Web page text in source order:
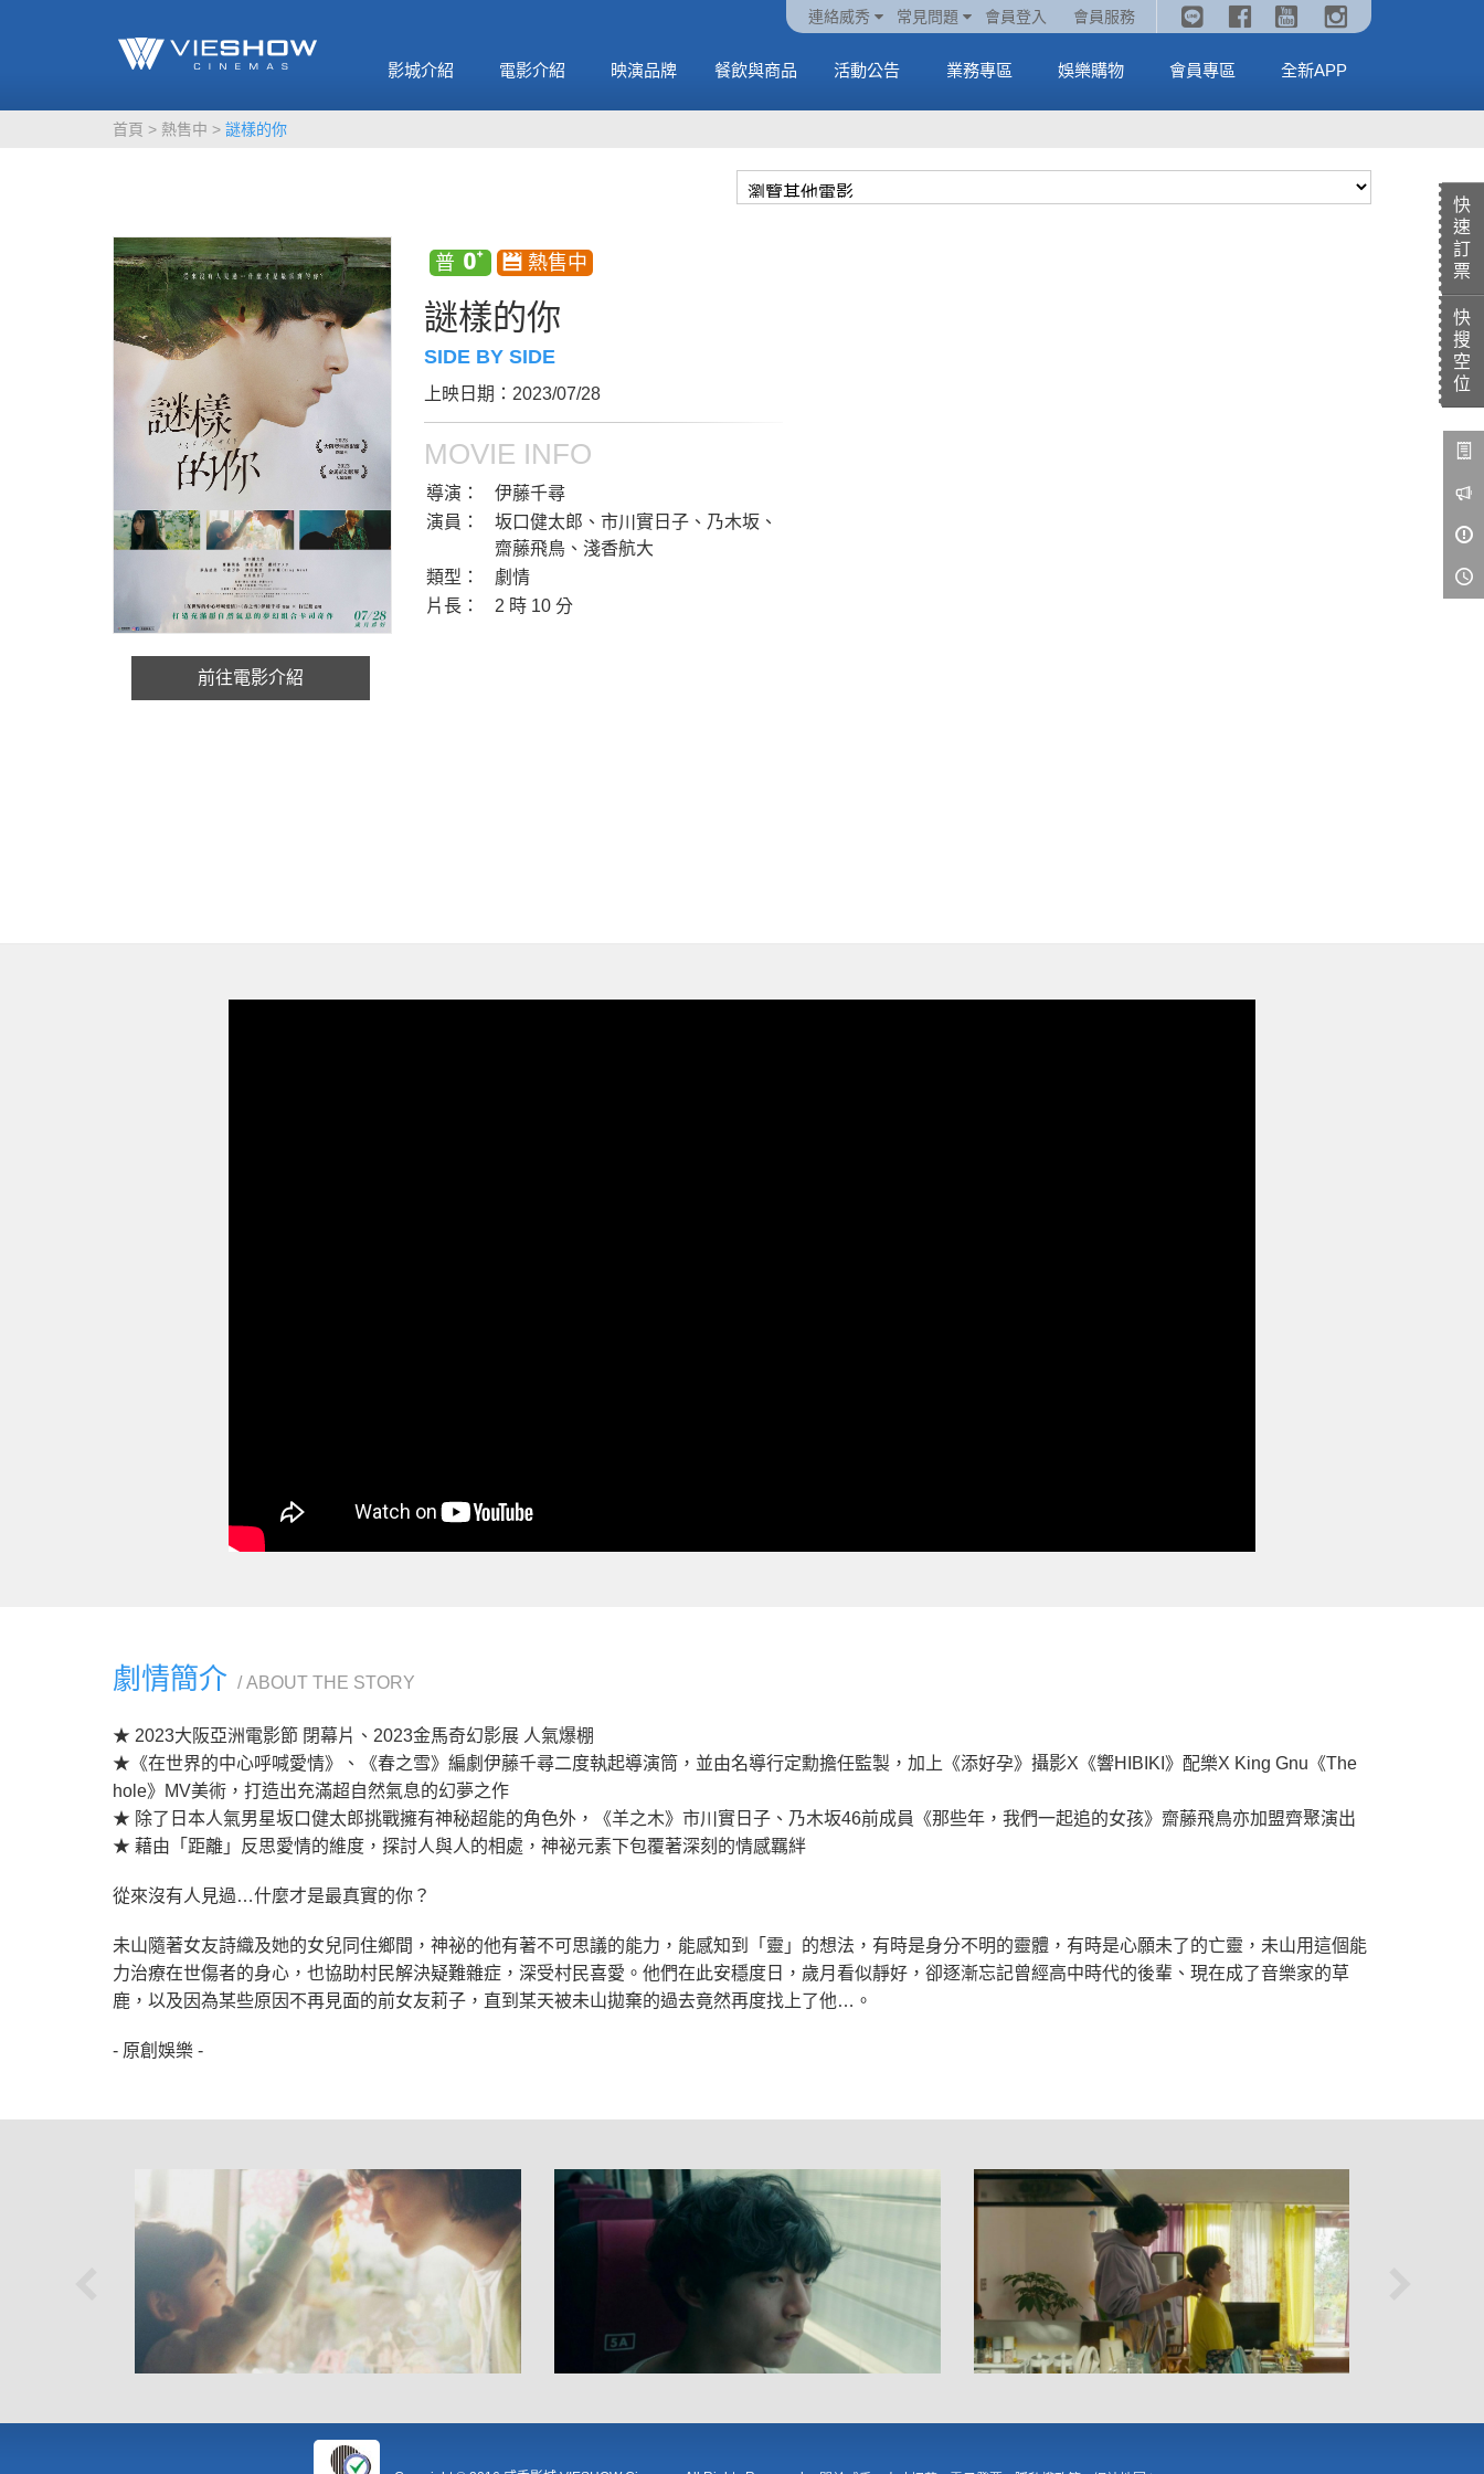
連絡威秀 常見問題 會員登入 會員服務
影城介紹 電影介紹
MORE MORE
ATEEZ 邀請你進入
另一個感官維度
MORE
火熱預售中《汪汪隊立大功：恐龍大電影》
映演品牌 餐飲與商品
MORE MORE
🥤威秀獨家電影套餐
🥤全台熱賣中
MORE
《劇場版吉伊卡哇》🥤威秀獨家電影套餐🥤
全台熱賣中
MORE
活動公告 業務專區 娛樂購物 會員專區 全新APP
快
速
訂
票
快
搜
空
位
首頁 熱售中 謎樣的你
前往電影介紹
謎樣的你
SIDE BY SIDE
上映日期：2023/07/28
MOVIE INFO
導演：
伊藤千尋
演員：
坂口健太郎、市川實日子、乃木坂、
齋藤飛鳥、淺香航大
類型：
劇情
片長：
2 時 10 分
劇情簡介 ABOUT THE STORY
★ 2023大阪亞洲電影節 閉幕片、2023金馬奇幻影展 人氣爆棚
★《在世界的中心呼喊愛情》、《春之雪》編劇伊藤千尋二度執起導演筒，並由名導行定勳擔任監製，加上《添好孕》攝影X《響HIBIKI》配樂X King Gnu《The
hole》MV美術，打造出充滿超自然氣息的幻夢之作
★ 除了日本人氣男星坂口健太郎挑戰擁有神秘超能的角色外，《羊之木》市川實日子、乃木坂46前成員《那些年，我們一起追的女孩》齋藤飛鳥亦加盟齊聚演出
★ 藉由「距離」反思愛情的維度，探討人與人的相處，神祕元素下包覆著深刻的情感羈絆
從來沒有人見過…什麼才是最真實的你？
未山隨著女友詩織及她的女兒同住鄉間，神祕的他有著不可思議的能力，能感知到「靈」的想法，有時是身分不明的靈體，有時是心願未了的亡靈，未山用這個能
力治療在世傷者的身心，也協助村民解決疑難雜症，深受村民喜愛。他們在此安穩度日，歲月看似靜好，卻逐漸忘記曾經高中時代的後輩、現在成了音樂家的草
鹿，以及因為某些原因不再見面的前女友莉子，直到某天被未山拋棄的過去竟然再度找上了他…。
- 原創娛樂 -